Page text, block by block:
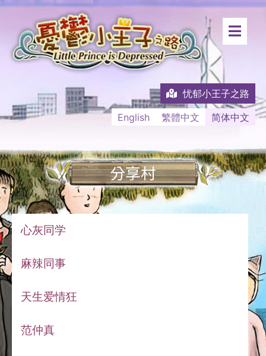
忧郁小王子之路
English
繁體中文 简体中文
分享村
心灰同学
麻辣同事
天生爱情狂
范仲真